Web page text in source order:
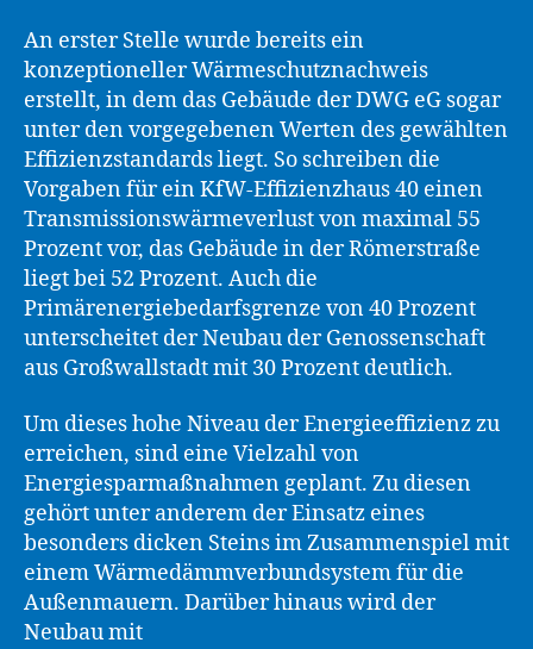
An erster Stelle wurde bereits ein
konzeptioneller Wärmeschutznachweis
erstellt, in dem das Gebäude der DWG eG sogar
unter den vorgegebenen Werten des gewählten
Effizienzstandards liegt. So schreiben die
Vorgaben für ein KfW-Effizienzhaus 40 einen
Transmissionswärmeverlust von maximal 55
Prozent vor, das Gebäude in der Römerstraße
liegt bei 52 Prozent. Auch die
Primärenergiebedarfsgrenze von 40 Prozent
unterscheitet der Neubau der Genossenschaft
aus Großwallstadt mit 30 Prozent deutlich.
Um dieses hohe Niveau der Energieeffizienz zu
erreichen, sind eine Vielzahl von
Energiesparmaßnahmen geplant. Zu diesen
gehört unter anderem der Einsatz eines
besonders dicken Steins im Zusammenspiel mit
einem Wärmedämmverbundsystem für die
Außenmauern. Darüber hinaus wird der
Neubau mit